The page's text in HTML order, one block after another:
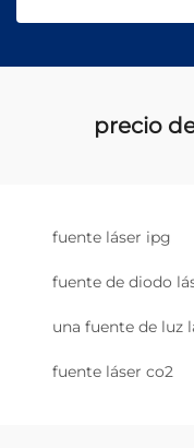
precio
fuente láser ipg
fuente de diodo
una fuente de luz
fuente láser co2